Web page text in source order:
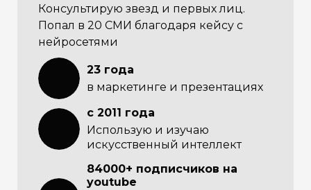
Консультирую звезд и первых лиц.
Попал в 20 СМИ благодаря кейсу с
нейросетями
23 года
в маркетинге и презентациях
с 2011 года
Использую и изучаю
искусственный интеллект
84000+ подписчиков на
youtube